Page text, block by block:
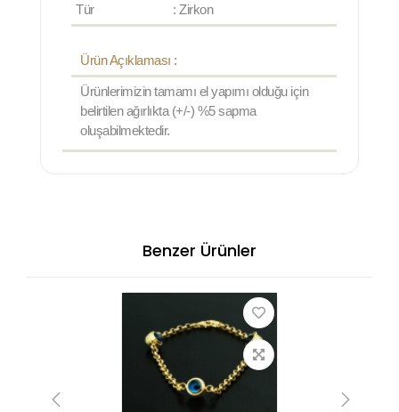
Tür
: Zirkon
Ürün Açıklaması :
Ürünlerimizin tamamı el yapımı olduğu için
belirtilen ağırlıkta (+/-) %5 sapma
oluşabilmektedir.
Benzer Ürünler